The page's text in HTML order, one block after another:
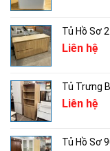
Tủ Hồ Sơ
Liên hệ
Tủ Trưng
Liên hệ
Tủ Hồ Sơ